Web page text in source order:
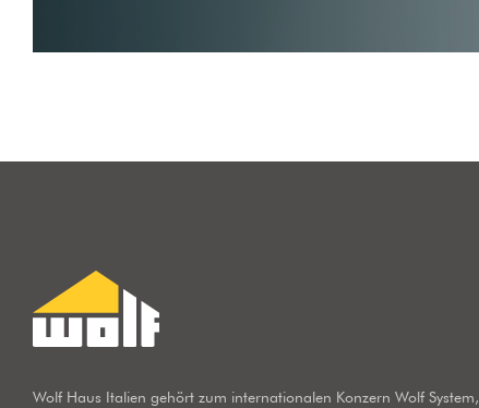
Wolf Haus Italien gehört zum internationalen Konzern Wolf System,